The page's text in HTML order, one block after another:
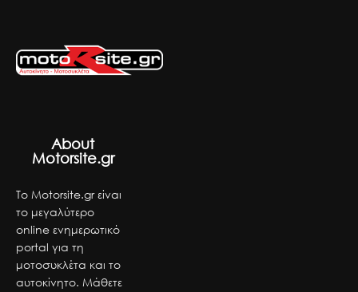
About
Motorsite.gr
Το Motorsite.gr είναι
το μεγαλύτερο
online ενημερωτικό
portal για τη
μοτοσυκλέτα και το
αυτοκίνητο. Μάθετε